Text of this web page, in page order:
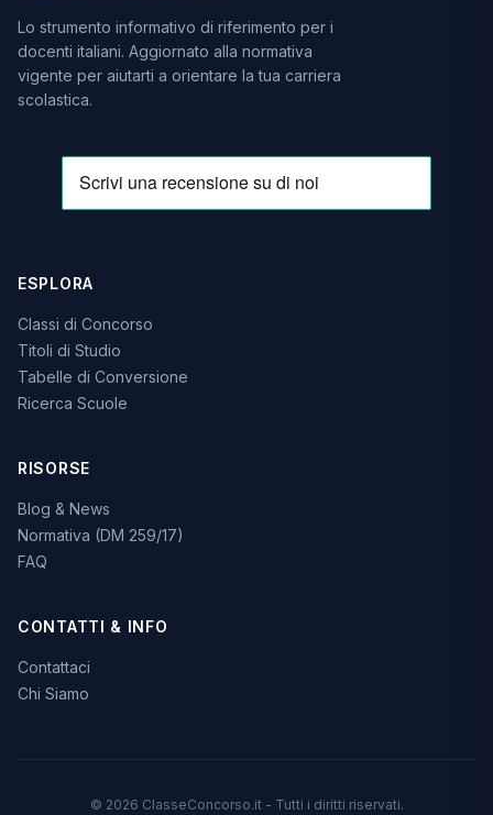
Lo strumento informativo di riferimento per i
docenti italiani. Aggiornato alla normativa
vigente per aiutarti a orientare la tua carriera
scolastica.
ESPLORA
Classi di Concorso
Titoli di Studio
Tabelle di Conversione
Ricerca Scuole
RISORSE
Blog & News
Normativa (DM 259/17)
FAQ
CONTATTI & INFO
Contattaci
Chi Siamo
© 2026 ClasseConcorso.it - Tutti i diritti riservati.